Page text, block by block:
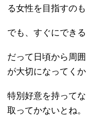
る女性を目指すのも
でも、すぐにでき
だって日頃から周
が大切になってくか
特別好意を持って
取ってかないとね。